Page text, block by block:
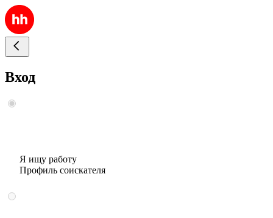
Вход
Я ищу работу
Профиль соискателя